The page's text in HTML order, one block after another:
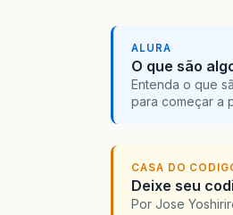
ALURA
O que são
Entenda o que
para começar a
CASA DO
Deixe seu
Por Jose